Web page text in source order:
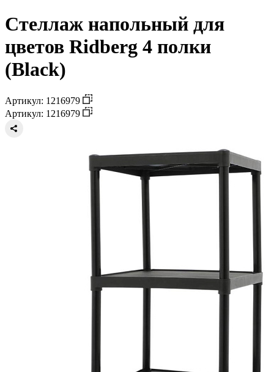
Стеллаж напольный для
цветов Ridberg 4 полки
(Black)
Артикул: 1216979
Артикул: 1216979